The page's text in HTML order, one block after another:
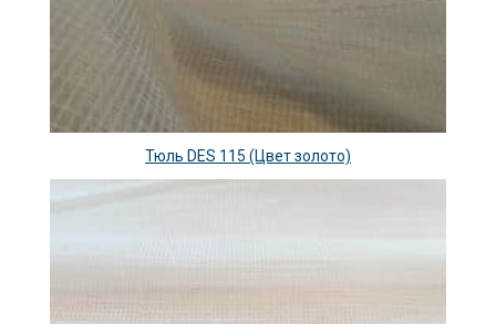
Тюль DES 115 (Цвет золото)